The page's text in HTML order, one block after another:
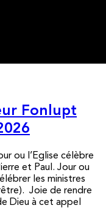
Fonlupt
ou l’Eglise célèbre
et Paul. Jour ou
les ministres
Joie de rendre
Dieu à cet appel